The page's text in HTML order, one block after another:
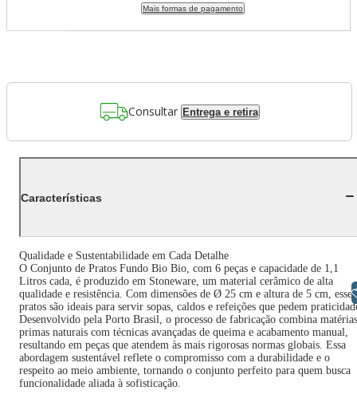
Mais formas de pagamento
Consultar Entrega e retira
Características
Qualidade e Sustentabilidade em Cada Detalhe
O Conjunto de Pratos Fundo Bio Bio, com 6 peças e capacidade de 1,1
Litros cada, é produzido em Stoneware, um material cerâmico de alta
qualidade e resistência. Com dimensões de Ø 25 cm e altura de 5 cm, esses
pratos são ideais para servir sopas, caldos e refeições que pedem
Desenvolvido pela Porto Brasil, o processo de fabricação combina
primas naturais com técnicas avançadas de queima e acabamento manual,
resultando em peças que atendem às mais rigorosas normas globais. Essa
abordagem sustentável reflete o compromisso com a durabilidade e o
respeito ao meio ambiente, tornando o conjunto perfeito para quem busca
funcionalidade aliada à sofisticação.
Libras